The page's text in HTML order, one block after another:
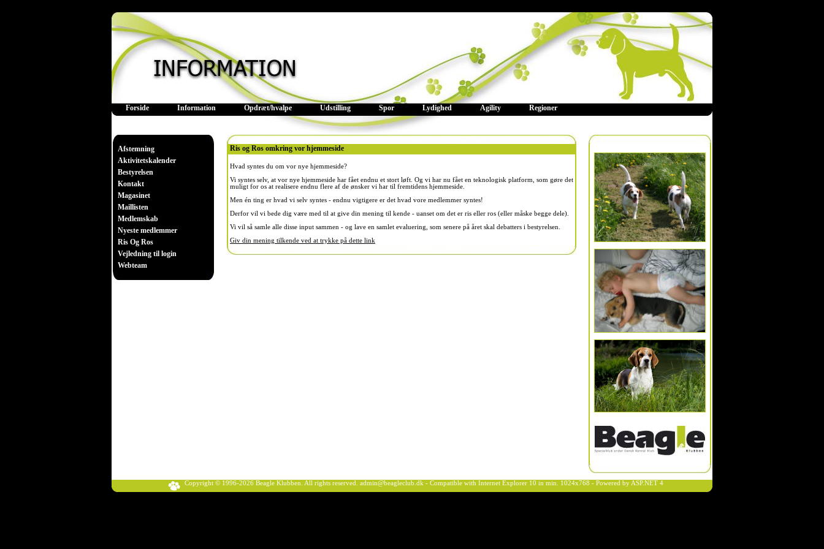
Forside Information Opdræt/hvalpe Udstilling Spor Lydighed Agility Regioner
Afstemning
Aktivitetskalender
Bestyrelsen
Kontakt
Magasinet
Maillisten
Medlemskab
Nyeste medlemmer
Ris Og Ros
Vejledning til login
Webteam
Ris og Ros omkring vor hjemmeside
Hvad syntes du om vor nye hjemmeside?
Vi syntes selv, at vor nye hjemmeside har fået endnu et stort løft. Og vi har nu fået en teknologisk platform, som gøre det
muligt for os at realisere endnu flere af de ønsker vi har til fremtidens hjemmeside.
Men én ting er hvad vi selv syntes - endnu vigtigere er det hvad vore medlemmer syntes!
Derfor vil vi bede dig være med til at give din mening til kende - uanset om det er ris eller ros (eller måske begge dele).
Vi vil så samle alle disse input sammen - og lave en samlet evaluering, som senere på året skal debatters i bestyrelsen.
Giv din mening tilkende ved at trykke på dette link
Copyright © 1996-2026 Beagle Klubben. All rights reserved. admin@beagleclub.dk - Compatible with Internet Explorer 10 in min. 1024x768 - Powered by ASP.NET 4